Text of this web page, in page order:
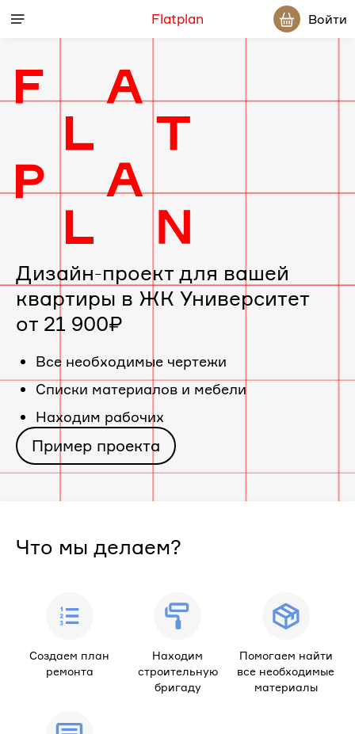
Flatplan Войти
Дизайн-
проект
интерьера
для
вашей
квартиры
в
«ЖК
Университет»
Дизайн-проект для вашей
квартиры в ЖК Университет
от 21 900₽
Все необходимые чертежи
Cписки материалов и мебели
Находим рабочих
Пример проекта
Что мы делаем?
Создаем план
ремонта
Находим
строительную
бригаду
Помогаем найти
все необходимые
материалы